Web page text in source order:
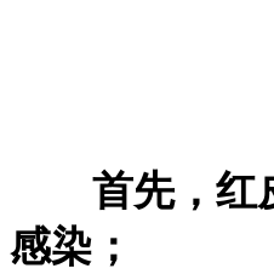
首先，红
感染；